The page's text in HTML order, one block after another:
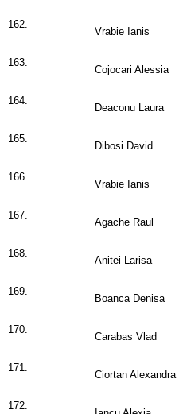
162.
Vrabie Ianis
163.
Cojocari Alessia
164.
Deaconu Laura
165.
Dibosi David
166.
Vrabie Ianis
167.
Agache Raul
168.
Anitei Larisa
169.
Boanca Denisa
170.
Carabas Vlad
171.
Ciortan Alexandra
172.